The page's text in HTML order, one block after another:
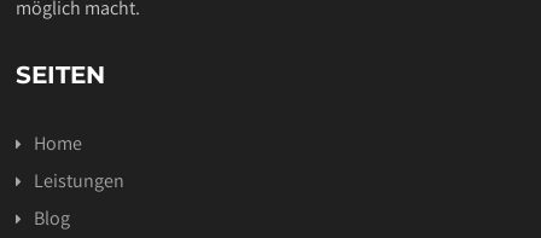
möglich macht.
SEITEN
Home
Leistungen
Blog